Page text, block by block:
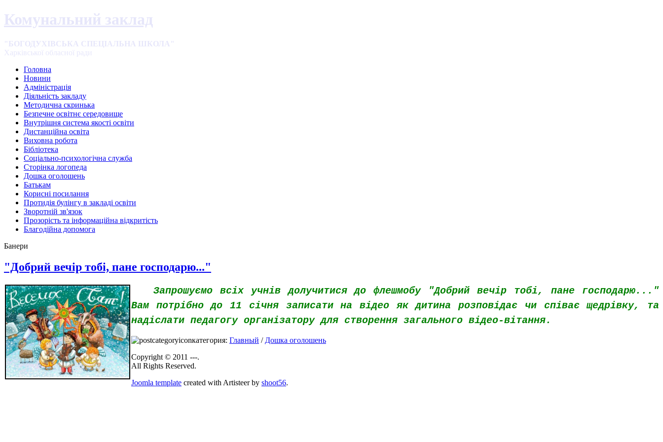
Комунальний заклад
"БОГОДУХІВСЬКА СПЕЦІАЛЬНА ШКОЛА"
Харківської обласної ради
Головна
Новини
Адміністрація
Діяльність закладу
Методична скринька
Безпечне освітнє середовище
Внутрішня система якості освіти
Дистанційна освіта
Виховна робота
Бібліотека
Соціально-психологічна служба
Сторінка логопеда
Дошка оголошень
Батькам
Корисні посилання
Протидія булінгу в закладі освіти
Зворотній зв'язок
Прозорість та інформаційна відкритість
Благодійна допомога
Банери
"Добрий вечір тобі, пане господарю..."
Запрошуємо всіх учнів долучитися до флешмобу "Добрий вечір тобі, пане господарю..."
Вам потрібно до 11 січня записати на відео як дитина розповідає чи співає щедрівку, та
надіслати педагогу організатору для створення загального відео-вітання.
категория: Главный / Дошка оголошень
Copyright © 2011 ---.
All Rights Reserved.
Joomla template created with Artisteer by shoot56.